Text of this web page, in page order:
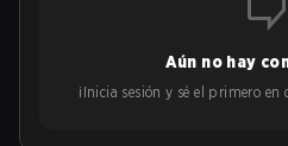
Aún no hay
¡Inicia sesión y sé el primero en